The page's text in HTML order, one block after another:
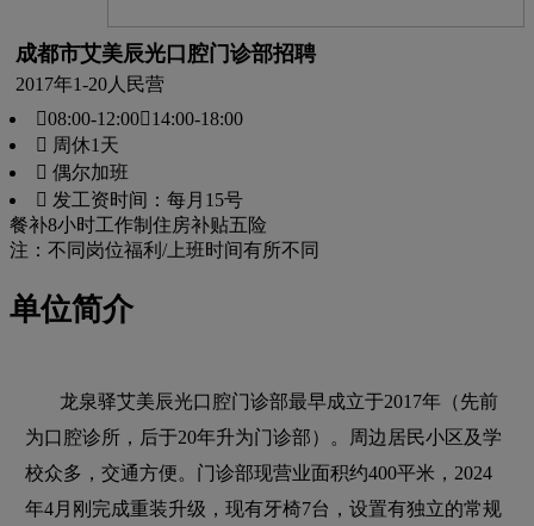
成都市艾美辰光口腔门诊部招聘
2017年1-20人 民营
08:00-12:00，14:00-18:00
 周休1天
 偶尔加班
 发工资时间：每月15号
餐补8小时工作制 住房补贴五险
注：不同岗位福利/上班时间有所不同
单位简介
龙泉驿艾美辰光口腔门诊部最早成立于2017年（先前
为口腔诊所，后于20年升为门诊部）。周边居民小区及学
校众多，交通方便。门诊部现营业面积约400平米，2024
年4月刚完成重装升级，现有牙椅7台，设置有独立的常规